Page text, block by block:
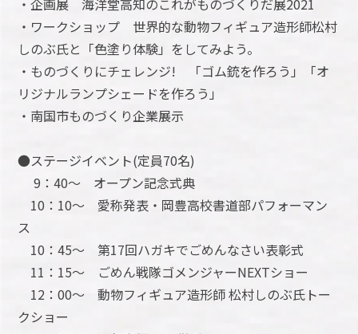
・企画展 海洋堂高知のこれがものづくりだ展2021
・ワークショップ 世界的な動物フィギュア造形師松村
しのぶ氏と「色塗り体験」をしてみよう。
・ものづくりにチェレンジ! 「ゴム銃を作ろう」「オ
リジナルランプシェードを作ろう」
・南国市ものづくり企業展示
●ステージイベント(定員70名)
9：40～ オープン記念式典
10：10～ 愛称発表・岡豊高校書道部パフォーマン
ス
10：45～ 第17回ハガキでごめんなさい表彰式
11：15～ ごめん戦隊ゴメンジャーNEXTショー
12：00～ 動物フィギュア造形師 松村しのぶ氏トー
クショー